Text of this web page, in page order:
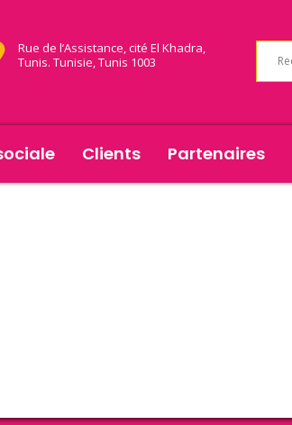
Rue de l’Assistance, cité El Khadra,
Tunis. Tunisie, Tunis 1003
Clients Partenaires